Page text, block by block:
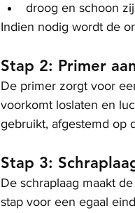
droog en schoon
Indien nodig wordt de
Stap 2: Primer
De primer zorgt voor
voorkomt loslaten en
gebruikt, afgestemd op
Stap 3:
De schraplaag maakt
stap voor een egaal